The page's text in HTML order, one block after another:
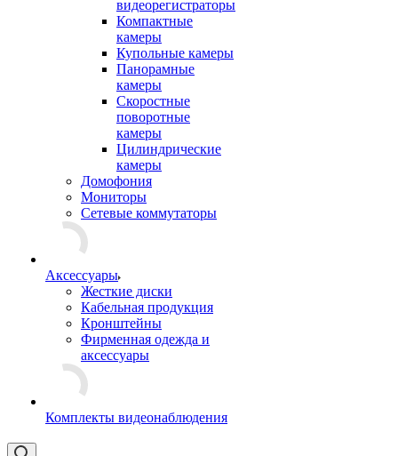
видеорегистраторы
Компактные
камеры
Купольные камеры
Панорамные
камеры
Скоростные
поворотные
камеры
Цилиндрические
камеры
Домофония
Мониторы
Сетевые коммутаторы
Аксессуары
Жесткие диски
Кабельная продукция
Кронштейны
Фирменная одежда и
аксессуары
Комплекты видеонаблюдения